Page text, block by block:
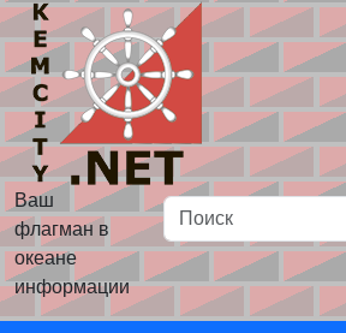
Ваш
флагман в
океане
информации